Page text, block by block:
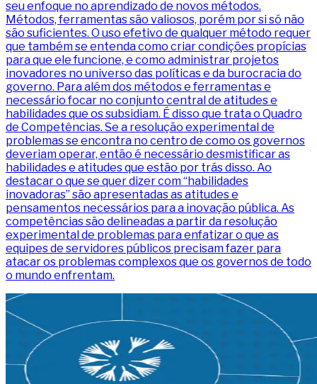
seu enfoque no aprendizado de novos métodos.
Métodos, ferramentas são valiosos, porém por si só não
são suficientes. O uso efetivo de qualquer método requer
que também se entenda como criar condições propícias
para que ele funcione, e como administrar projetos
inovadores no universo das políticas e da burocracia do
governo. Para além dos métodos e ferramentas e
necessário focar no conjunto central de atitudes e
habilidades que os subsidiam. É disso que trata o Quadro
de Competências. Se a resolução experimental de
problemas se encontra no centro de como os governos
deveriam operar, então é necessário desmistificar as
habilidades e atitudes que estão por trás disso. Ao
destacar o que se quer dizer com “habilidades
inovadoras” são apresentadas as atitudes e
pensamentos necessários para a inovação pública. As
competências são delineadas a partir da resolução
experimental de problemas para enfatizar o que as
equipes de servidores públicos precisam fazer para
atacar os problemas complexos que os governos de todo
o mundo enfrentam.